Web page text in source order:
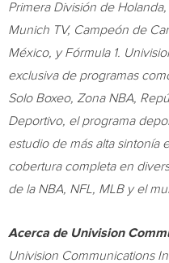
Primera División de
Munich TV, Campeón de
México, y Fórmula 1.
exclusiva de programas
Solo Boxeo, Zona NBA,
Deportivo, el programa
estudio de más alta sintonía
cobertura completa en
de la NBA, NFL, MLB y el
Acerca de Univision
Univision Communications